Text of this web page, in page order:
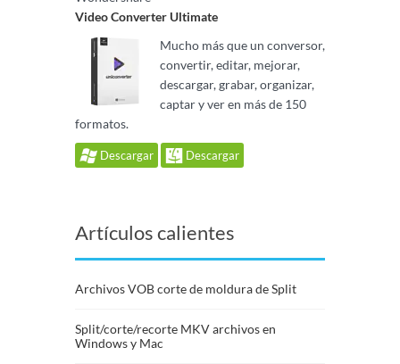
Video Converter Ultimate
Mucho más que un conversor,
convertir, editar, mejorar,
descargar, grabar, organizar,
captar y ver en más de 150
formatos.
Descargar Descargar
Artículos calientes
Archivos VOB corte de moldura de Split
Split/corte/recorte MKV archivos en
Windows y Mac